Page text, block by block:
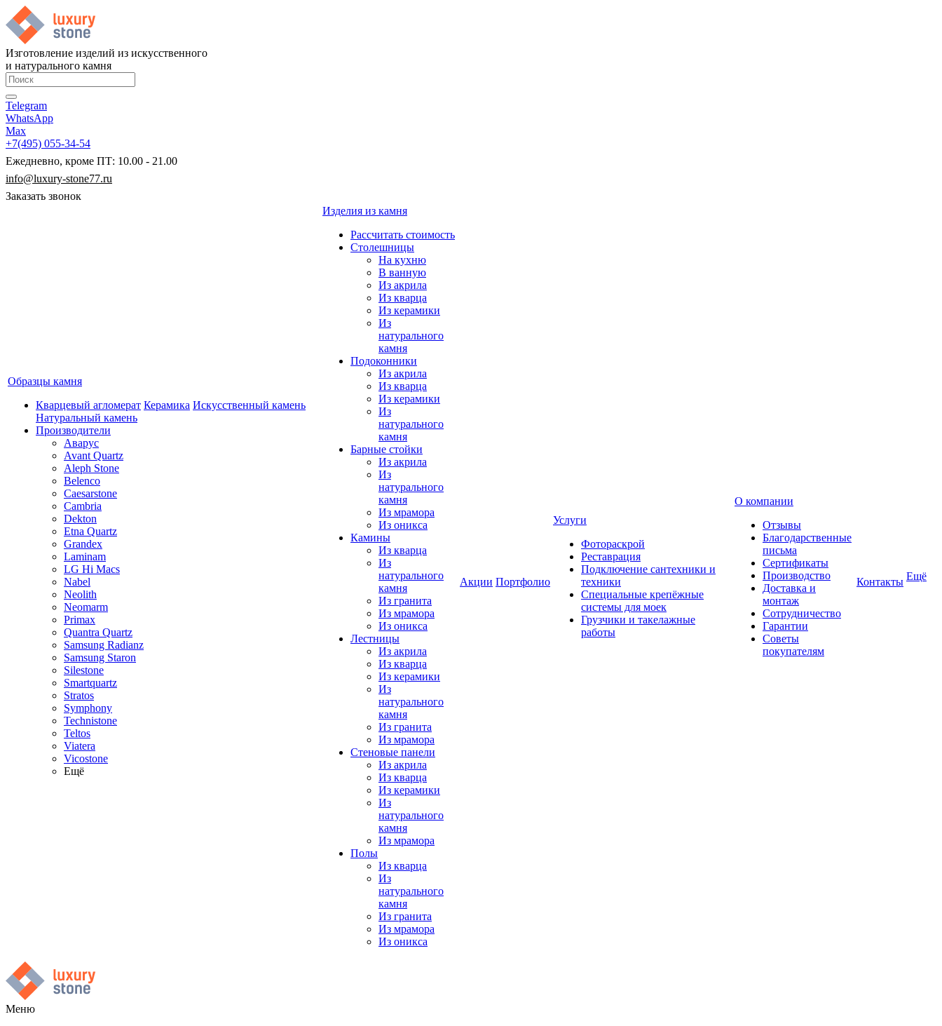
Изготовление изделий из искусственного
и натурального камня
Telegram
WhatsApp
Max
+7(495) 055-34-54
Ежедневно, кроме ПТ: 10.00 - 21.00
info@luxury-stone77.ru
Заказать звонок
Образцы камня
Кварцевый агломерат Керамика Искусственный камень
Натуральный камень
Производители
Аварус
Avant Quartz
Aleph Stone
Belenco
Caesarstone
Cambria
Dekton
Etna Quartz
Grandex
Laminam
LG Hi Macs
Nabel
Neolith
Neomarm
Primax
Quantra Quartz
Samsung Radianz
Samsung Staron
Silestone
Smartquartz
Stratos
Symphony
Technistone
Teltos
Viatera
Vicostone
Ещё
Изделия из камня
Рассчитать стоимость
Столешницы
На кухню
В ванную
Из акрила
Из кварца
Из керамики
Из
натурального
камня
Подоконники
Из акрила
Из кварца
Из керамики
Из
натурального
камня
Барные стойки
Из акрила
Из
натурального
камня
Из мрамора
Из оникса
Камины
Из кварца
Из
натурального
камня
Из гранита
Из мрамора
Из оникса
Лестницы
Из акрила
Из кварца
Из керамики
Из
натурального
камня
Из гранита
Из мрамора
Стеновые панели
Из акрила
Из кварца
Из керамики
Из
натурального
камня
Из мрамора
Полы
Из кварца
Из
натурального
камня
Из гранита
Из мрамора
Из оникса
Акции Портфолио
Услуги
Фотораскрой
Реставрация
Подключение сантехники и
техники
Специальные крепёжные
системы для моек
Грузчики и такелажные
работы
О компании
Отзывы
Благодарственные
письма
Сертификаты
Производство
Доставка и
монтаж
Сотрудничество
Гарантии
Советы
покупателям
Контакты Ещё
Меню